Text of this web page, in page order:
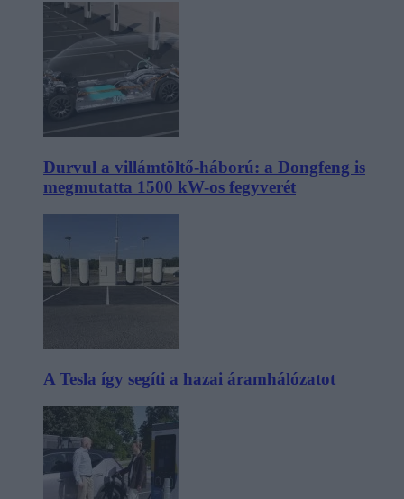
Durvul a villámtöltő-háború: a Dongfeng is
megmutatta 1500 kW-os fegyverét
A Tesla így segíti a hazai áramhálózatot